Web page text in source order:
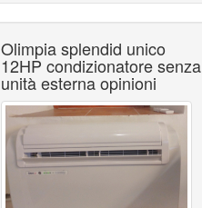
Olimpia splendid unico
12HP condizionatore senza
unità esterna opinioni